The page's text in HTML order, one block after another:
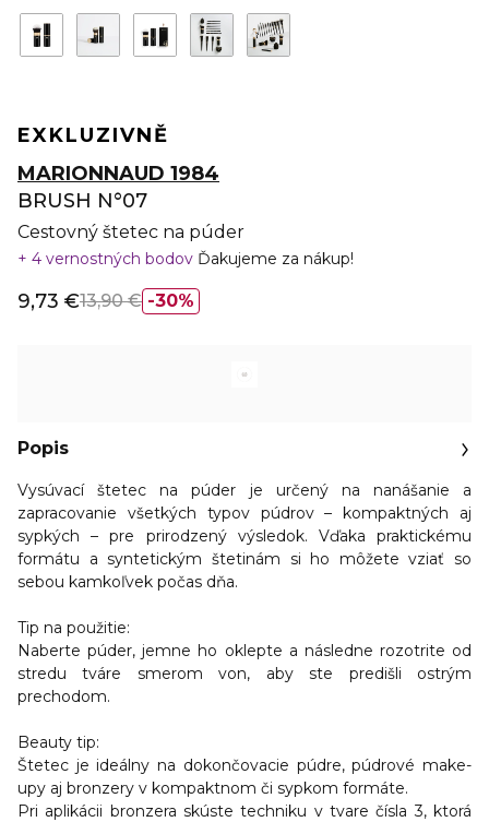
EXKLUZIVNĚ
MARIONNAUD 1984
BRUSH N°07
Cestovný štetec na púder
4 vernostných bodov Ďakujeme za nákup!
30%
9,73 €13,90 €
Popis
Vysúvací štetec na púder je určený na nanášanie a
zapracovanie všetkých typov púdrov – kompaktných aj
sypkých – pre prirodzený výsledok. Vďaka praktickému
formátu a syntetickým štetinám si ho môžete vziať so
sebou kamkoľvek počas dňa.
Tip na použitie:
Naberte púder, jemne ho oklepte a následne rozotrite od
stredu tváre smerom von, aby ste predišli ostrým
prechodom.
Beauty tip:
Štetec je ideálny na dokončovacie púdre, púdrové make-
upy aj bronzery v kompaktnom či sypkom formáte.
Pri aplikácii bronzera skúste techniku v tvare čísla 3, ktorá